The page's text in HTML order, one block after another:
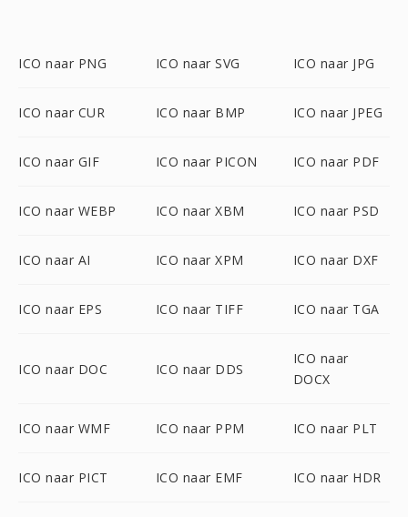
ICO naar PNG ICO naar SVG ICO naar JPG
ICO naar CUR ICO naar BMP ICO naar JPEG
ICO naar GIF ICO naar PICON ICO naar PDF
ICO naar WEBP ICO naar XBM ICO naar PSD
ICO naar AI ICO naar XPM ICO naar DXF
ICO naar EPS ICO naar TIFF ICO naar TGA
ICO naar DOC ICO naar DDS
ICO naar
DOCX
ICO naar WMF ICO naar PPM ICO naar PLT
ICO naar PICT ICO naar EMF ICO naar HDR